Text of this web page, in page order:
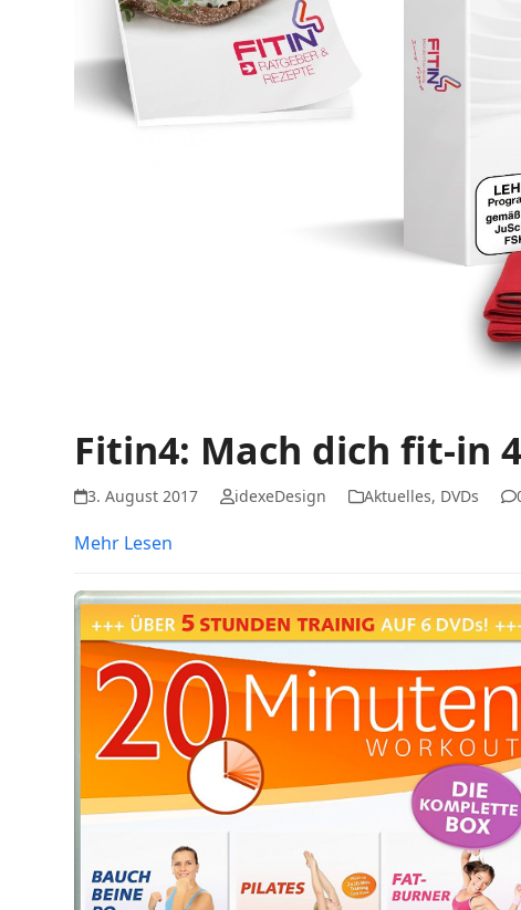
Fitin4: Mach dich fit-in
3. August 2017 idexeDesign Aktuelles, DVDs
Mehr Lesen